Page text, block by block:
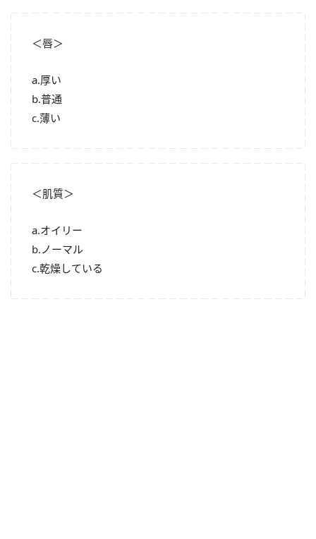
＜唇＞
a.厚い
b.普通
c.薄い
＜肌質＞
a.オイリー
b.ノーマル
c.乾燥している